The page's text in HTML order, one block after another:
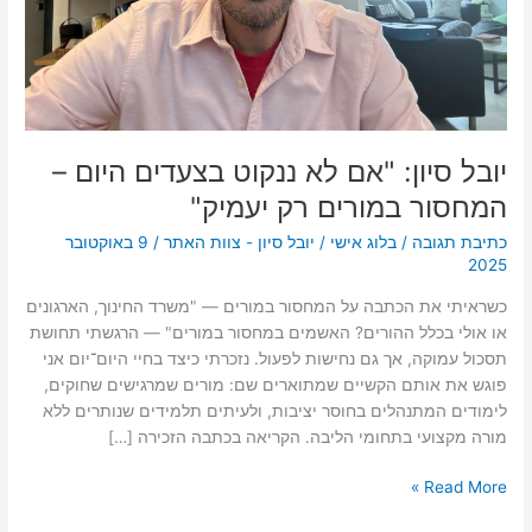
יובל סיון: "אם לא ננקוט בצעדים היום –
המחסור במורים רק יעמיק"
כתיבת תגובה /בלוג אישי / יובל סיון - צוות האתר/
9 באוקטובר
2025
כשראיתי את הכתבה על המחסור במורים — "משרד החינוך, הארגונים
או אולי בכלל ההורים? האשמים במחסור במורים" — הרגשתי תחושת
תסכול עמוקה, אך גם נחישות לפעול. נזכרתי כיצד בחיי היום־יום אני
פוגש את אותם הקשיים שמתוארים שם: מורים שמרגישים שחוקים,
לימודים המתנהלים בחוסר יציבות, ולעיתים תלמידים שנותרים ללא
מורה מקצועי בתחומי הליבה. הקריאה בכתבה הזכירה […]
במורים
רק
יעמיק"
Read More »